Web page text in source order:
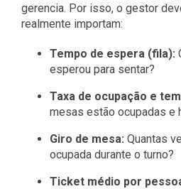
gerencia. Por isso, o gestor
realmente importam:
Tempo de espera (fila):
esperou para sentar?
Taxa de ocupação e
mesas estão ocupadas e
Giro de mesa: Quantas
ocupada durante o turno?
Ticket médio por